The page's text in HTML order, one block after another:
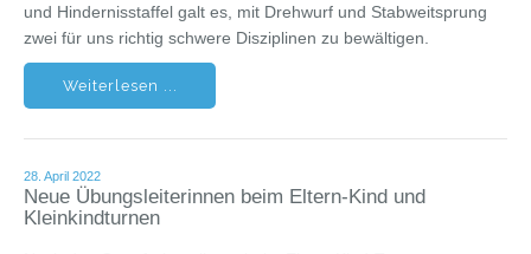
und Hindernisstaffel galt es, mit Drehwurf und Stabweitsprung
zwei für uns richtig schwere Disziplinen zu bewältigen.
Weiterlesen ...
28. April 2022
Neue Übungsleiterinnen beim Eltern-Kind und
Kleinkindturnen